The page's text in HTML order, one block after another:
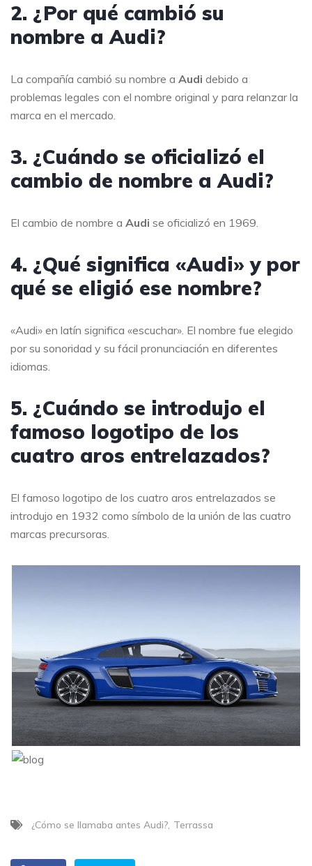
2. ¿Por qué cambió su
nombre a Audi?
La compañía cambió su nombre a Audi debido a
problemas legales con el nombre original y para relanzar la
marca en el mercado.
3. ¿Cuándo se oficializó el
cambio de nombre a Audi?
El cambio de nombre a Audi se oficializó en 1969.
4. ¿Qué significa «Audi» y por
qué se eligió ese nombre?
«Audi» en latín significa «escuchar». El nombre fue elegido
por su sonoridad y su fácil pronunciación en diferentes
idiomas.
5. ¿Cuándo se introdujo el
famoso logotipo de los
cuatro aros entrelazados?
El famoso logotipo de los cuatro aros entrelazados se
introdujo en 1932 como símbolo de la unión de las cuatro
marcas precursoras.
¿Cómo se llamaba antes Audi? Terrassa